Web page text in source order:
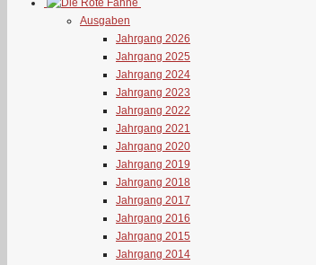
Ausgaben
Jahrgang 2026
Jahrgang 2025
Jahrgang 2024
Jahrgang 2023
Jahrgang 2022
Jahrgang 2021
Jahrgang 2020
Jahrgang 2019
Jahrgang 2018
Jahrgang 2017
Jahrgang 2016
Jahrgang 2015
Jahrgang 2014